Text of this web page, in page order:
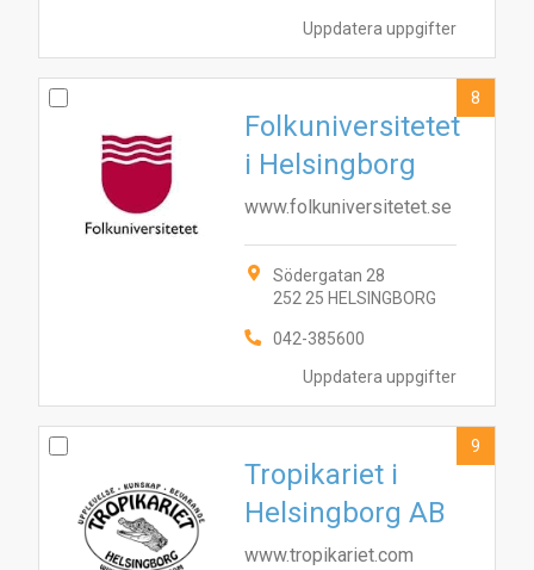
Uppdatera uppgifter
Uppdatera uppgifter
Folkuniversitetet
i Helsingborg
www.folkuniversitetet.se
Södergatan 28
252 25 HELSINGBORG
042-385600
8
Tropikariet i
Helsingborg AB
www.tropikariet.com
9